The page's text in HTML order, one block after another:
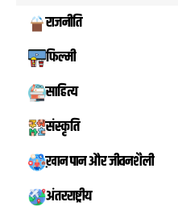
राजनीति
फिल्मी
साहित्य
संस्कृति
ख़ान पान और जीवनशैली
अंतरराष्ट्रीय